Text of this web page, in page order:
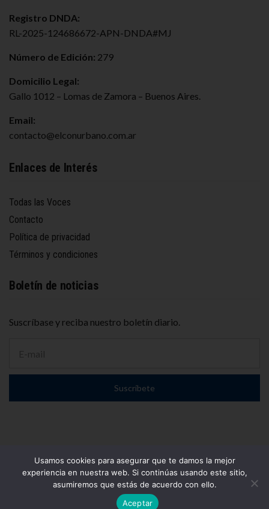
Registro DNDA:
RL-2025-124686672-APN-DNDA#MJ
Número de Edición: 279
Domicilio Legal:
Gallo 1012 – Lomas de Zamora – Buenos Aires.
Email:
contacto@elconurbano.com.ar
Enlaces de Interés
Todas las Voces
Contacto
Política de privacidad
Términos y condiciones
Boletín de noticias
Suscríbase y reciba nuestro boletín diario.
e
c
Suscríbete
© 2025El Conurbano– Propiedad de WOLF PUBLICIDAD S.A.
Todos los derechos reservados.
Website porNetMdP
Usamos cookies para asegurar que te damos la mejor
experiencia en nuestra web. Si continúas usando este sitio,
asumiremos que estás de acuerdo con ello.
Aceptar